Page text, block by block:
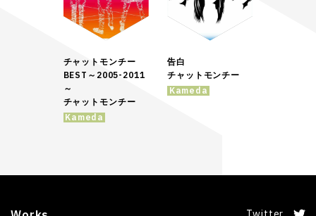
チャットモンチー
BEST～2005-2011
～
チャットモンチー
Kameda
告白
チャットモンチー
Kameda